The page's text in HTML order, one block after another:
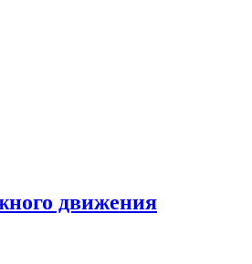
движения